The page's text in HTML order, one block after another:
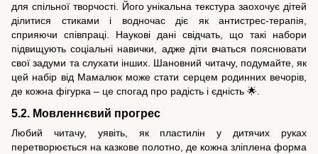
для спільної творчості. Його унікальна текстура заохочує дітей
ділитися стиками і водночас діє як антистрес-терапія,
сприяючи співпраці. Наукові дані свідчать, що такі набори
підвищують соціальні навички, адже діти вчаться пояснювати
свої задуми та слухати інших. Шановний читачу, подумайте, як
цей набір від Мамалюк може стати серцем родинних вечорів,
де кожна фігурка – це спогад про радість і єдність 🌟.
5.2. Мовленнєвий прогрес
Любий читачу, уявіть, як пластилін у дитячих руках
перетворюється на казкове полотно, де кожна зліплена форма